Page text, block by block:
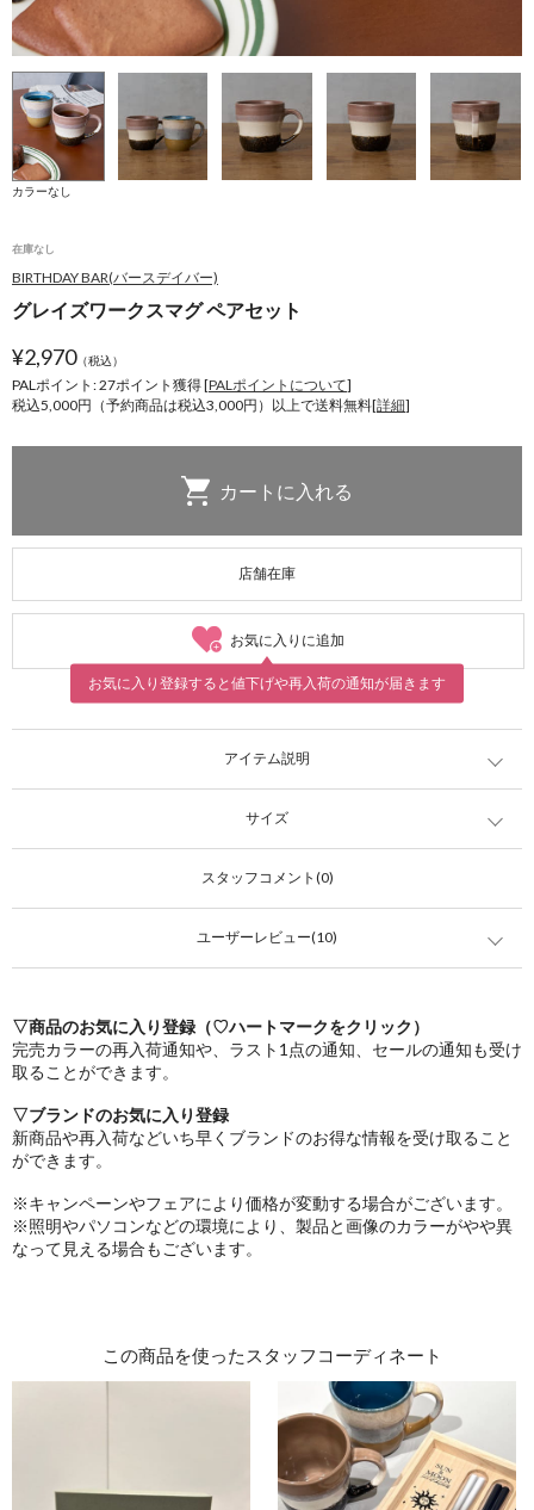
カラーなし
在庫なし
BIRTHDAY BAR(バースデイバー)
グレイズワークスマグ ペアセット
¥2,970（税込）
PALポイント: 27ポイント獲得 [PALポイントについて]
税込5,000円（予約商品は税込3,000円）以上で送料無料[詳細]
店舗在庫
お気に入りに追加
お気に入り登録すると値下げや再入荷の通知が届きます
アイテム説明
サイズ
スタッフコメント(0)
ユーザーレビュー(10)
▽商品のお気に入り登録（♡ハートマークをクリック）
完売カラーの再入荷通知や、ラスト1点の通知、セールの通知も受け
取ることができます。
▽ブランドのお気に入り登録
新商品や再入荷などいち早くブランドのお得な情報を受け取ること
ができます。
※キャンペーンやフェアにより価格が変動する場合がございます。
※照明やパソコンなどの環境により、製品と画像のカラーがやや異
なって見える場合もございます。
この商品を使ったスタッフコーディネート